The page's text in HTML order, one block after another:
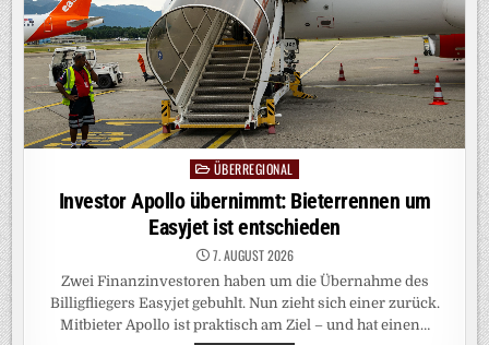
Posted
in
ÜBERREGIONAL
Investor Apollo übernimmt: Bieterrennen um
Easyjet ist entschieden
7. AUGUST 2026
Zwei Finanzinvestoren haben um die Übernahme des
Billigfliegers Easyjet gebuhlt. Nun zieht sich einer zurück.
Mitbieter Apollo ist praktisch am Ziel – und hat einen…